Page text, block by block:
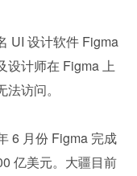
UI 设计软件 Figma
设计师在 Figma 上
访问。
6 月份 Figma 完成
亿美元。大疆目前